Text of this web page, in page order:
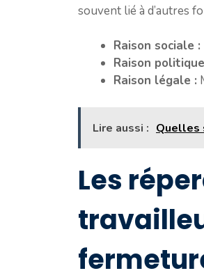
souvent lié à d’autres
Raison sociale :
Raison
Raison légale :
Lire aussi : Quelles
Les